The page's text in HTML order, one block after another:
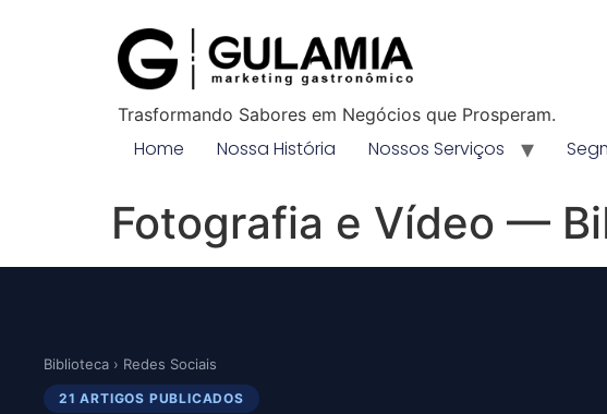
Trasformando Sabores em Negócios que Prosperam.
Home Nossa História Nossos Serviços
Fotografia e Vídeo —
Biblioteca › Redes Sociais
21 ARTIGOS PUBLICADOS